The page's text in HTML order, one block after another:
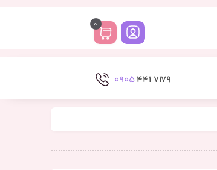
0
7179 441
0905